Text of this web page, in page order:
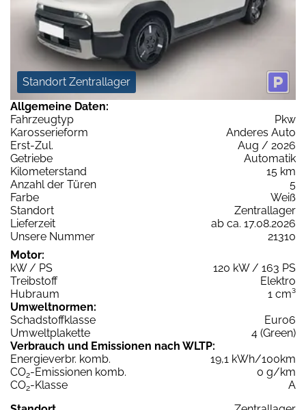
Standort Zentrallager
Allgemeine Daten:
Fahrzeugtyp
Pkw
Karosserieform
Anderes Auto
Erst-Zul.
Aug / 2026
Getriebe
Automatik
Kilometerstand
15 km
Anzahl der Türen
5
Farbe
Weiß
Standort
Zentrallager
Lieferzeit
ab ca. 17.08.2026
Unsere Nummer
21310
Motor:
kW / PS
120 kW / 163 PS
Treibstoff
Elektro
Hubraum
1 cm³
Umweltnormen:
Schadstoffklasse
Euro6
Umweltplakette
4 (Green)
Verbrauch und Emissionen nach WLTP:
Energieverbr. komb.
19,1 kWh/100km
CO2-Emissionen komb.
0 g/km
CO2-Klasse
A